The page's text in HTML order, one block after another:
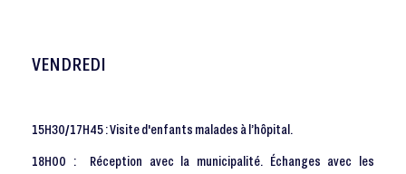
VENDREDI
15H30/17H45 : Visite d'enfants malades à l’hôpital.
18H00 : Réception avec la municipalité. Échanges avec les